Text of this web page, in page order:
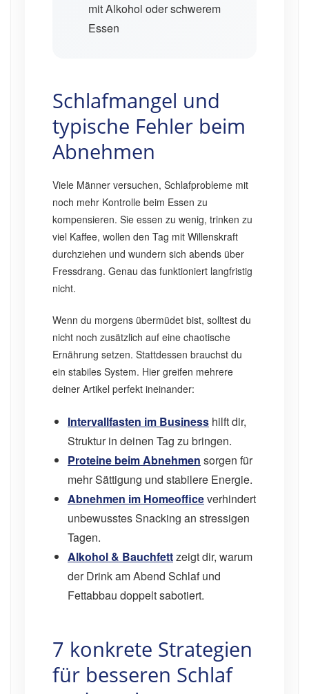
mit Alkohol oder schwerem
Essen
Schlafmangel und
typische Fehler beim
Abnehmen
Viele Männer versuchen, Schlafprobleme mit
noch mehr Kontrolle beim Essen zu
kompensieren. Sie essen zu wenig, trinken zu
viel Kaffee, wollen den Tag mit Willenskraft
durchziehen und wundern sich abends über
Fressdrang. Genau das funktioniert langfristig
nicht.
Wenn du morgens übermüdet bist, solltest du
nicht noch zusätzlich auf eine chaotische
Ernährung setzen. Stattdessen brauchst du
ein stabiles System. Hier greifen mehrere
deiner Artikel perfekt ineinander:
Intervallfasten im Business hilft dir,
Struktur in deinen Tag zu bringen.
Proteine beim Abnehmen sorgen für
mehr Sättigung und stabilere Energie.
Abnehmen im Homeofficeverhindert
unbewusstes Snacking an stressigen
Tagen.
Alkohol & Bauchfettzeigt dir, warum
der Drink am Abend Schlaf und
Fettabbau doppelt sabotiert.
7 konkrete Strategien
für besseren Schlaf